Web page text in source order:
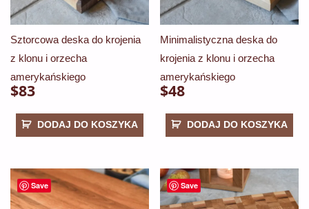
Sztorcowa deska do krojenia
z klonu i orzecha
amerykańskiego
$83
DODAJ DO KOSZYKA
Minimalistyczna deska do
krojenia z klonu i orzecha
amerykańskiego
$48
DODAJ DO KOSZYKA
Save Save